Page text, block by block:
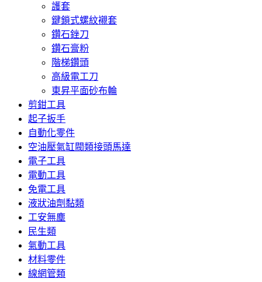
護套
鍵鎖式螺紋襯套
鑽石銼刀
鑽石膏粉
階梯鑽頭
高級電工刀
東昇平面砂布輪
剪鉗工具
起子扳手
自動化零件
空油壓氣缸閥類接頭馬達
電子工具
電動工具
免電工具
液狀油劑黏類
工安無塵
民生類
氣動工具
材料零件
線網管類